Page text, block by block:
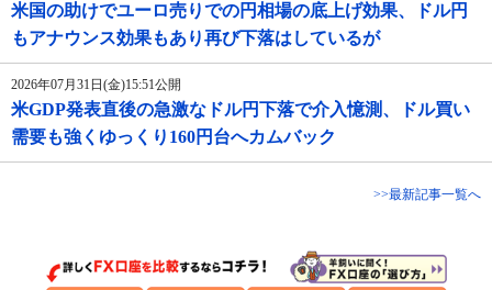
米国の助けでユーロ売りでの円相場の底上げ効果、ドル円
もアナウンス効果もあり再び下落はしているが
2026年07月31日(金)15:51公開
米GDP発表直後の急激なドル円下落で介入憶測、ドル買い
需要も強くゆっくり160円台へカムバック
>>最新記事一覧へ